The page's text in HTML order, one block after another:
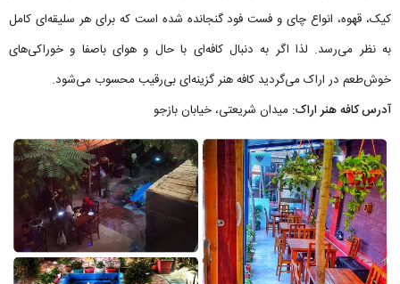
کیک، قهوه، انواع چای و فست فود گنجانده شده است که برای هر سلیقه‌ای کامل
به نظر می‌رسد. لذا اگر به دنبال کافه‌ای با حال و هوای باصفا و خوراکی‌های
خوش‌طعم در اراک می‌گردید کافه هنر گزینه‌ای بی‌رقیب محسوب می‌شود.
آدرس کافه هنر اراک: میدان شریعتی، خیابان بازجو